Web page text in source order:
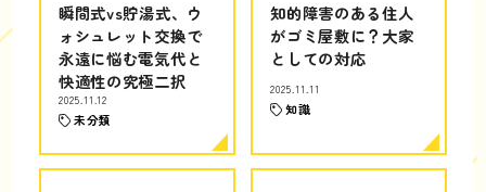
瞬間式vs貯湯式、ウ
ォシュレット交換で
永遠に悩む電気代と
快適性の究極二択
2025.11.12
未分類
知的障害のある住人
がゴミ屋敷に？大家
としての対応
2025.11.11
知識